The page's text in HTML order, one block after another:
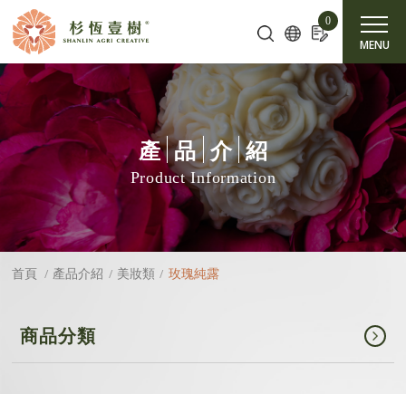
MENU
0
產 品 介 紹
Product Information
首頁 產品介紹 美妝類 玫瑰純露
商品分類
Cookie管理面板